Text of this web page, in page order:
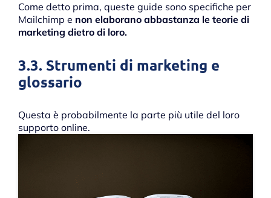
Come detto prima, queste guide sono specifiche per
Mailchimp e non elaborano abbastanza le teorie di
marketing dietro di loro.
3.3. Strumenti di marketing e
glossario
Questa è probabilmente la parte più utile del loro
supporto online.